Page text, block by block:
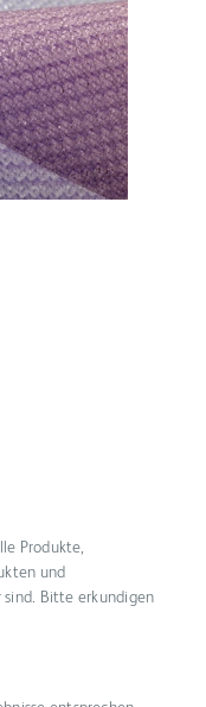
Produkte,
und
sind. Bitte erkundigen